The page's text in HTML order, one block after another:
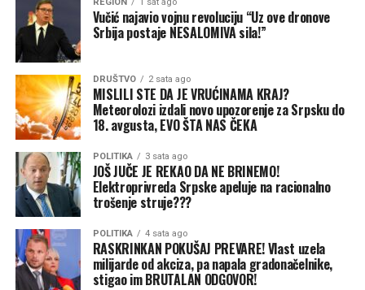
mažu oči narodu, zaključuju naši sagovornici.
prostom većinom bez prava veta.
(BN)
Vučić najavio vojnu revoluciju “Uz ove dronove
Srbija postaje NESALOMIVA sila!”
DRUŠTVO 2 sata ago
MISLILI STE DA JE VRUĆINAMA KRAJ?
Meteorolozi izdali novo upozorenje za Srpsku do
18. avgusta, EVO ŠTA NAS ČEKA
POLITIKA 3 sata ago
JOŠ JUČE JE REKAO DA NE BRINEMO!
Elektroprivreda Srpske apeluje na racionalno
trošenje struje???
POLITIKA 4 sata ago
RASKRINKAN POKUŠAJ PREVARE! Vlast uzela
milijarde od akciza, pa napala gradonačelnike,
stigao im BRUTALAN ODGOVOR!